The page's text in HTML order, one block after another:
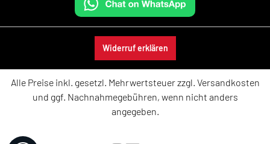
Widerruf erklären
Alle Preise inkl. gesetzl. Mehrwertsteuer zzgl. Versandkosten
und ggf. Nachnahmegebühren, wenn nicht anders
angegeben.